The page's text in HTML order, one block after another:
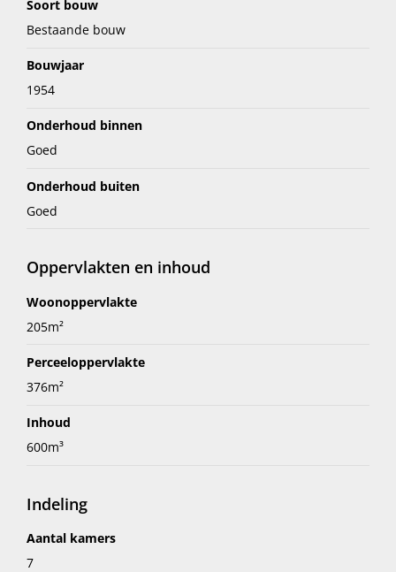
Soort bouw
Bestaande bouw
Bouwjaar
1954
Onderhoud binnen
Goed
Onderhoud buiten
Goed
Oppervlakten en inhoud
Woonoppervlakte
205m²
Perceeloppervlakte
376m²
Inhoud
600m³
Indeling
Aantal kamers
7